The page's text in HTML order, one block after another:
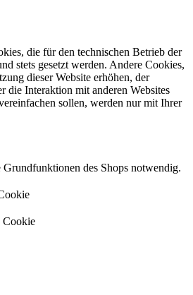
die für den technischen Betrieb der
stets gesetzt werden. Andere Cookies,
dieser Website erhöhen, der
die Interaktion mit anderen Websites
sollen, werden nur mit Ihrer
des Shops notwendig.
Cookie